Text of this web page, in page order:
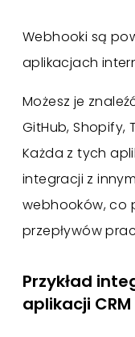
Webhooki są
aplikacjach
Możesz je
GitHub, Shopify,
Każda z tych
integracji z
webhooków, co
przepływów
Przykład
aplikacji CRM